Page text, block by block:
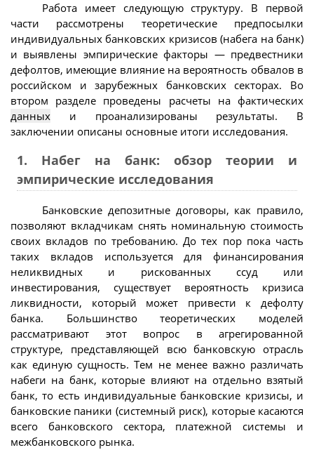
Работа имеет следующую структуру. В первой
части рассмотрены теоретические предпосылки
индивидуальных банковских кризисов (набега на банк)
и выявлены эмпирические факторы — предвестники
дефолтов, имеющие влияние на вероятность обвалов в
российском и зарубежных банковских секторах. Во
втором разделе проведены расчеты на фактических
данных и проанализированы результаты. В
заключении описаны основные итоги исследования.
1. Набег на банк: обзор теории и
эмпирические исследования
Банковские депозитные договоры, как правило,
позволяют вкладчикам снять номинальную стоимость
своих вкладов по требованию. До тех пор пока часть
таких вкладов используется для финансирования
неликвидных и рискованных ссуд или
инвестирования, существует вероятность кризиса
ликвидности, который может привести к дефолту
банка. Большинство теоретических моделей
рассматривают этот вопрос в агрегированной
структуре, представляющей всю банковскую отрасль
как единую сущность. Тем не менее важно различать
набеги на банк, которые влияют на отдельно взятый
банк, то есть индивидуальные банковские кризисы, и
банковские паники (системный риск), которые касаются
всего банковского сектора, платежной системы и
межбанковского рынка.